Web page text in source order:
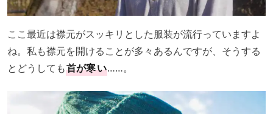
ここ最近は襟元がスッキリとした服装が流行っていますよ
ね。私も襟元を開けることが多々あるんですが、そうする
とどうしても首が寒い……。